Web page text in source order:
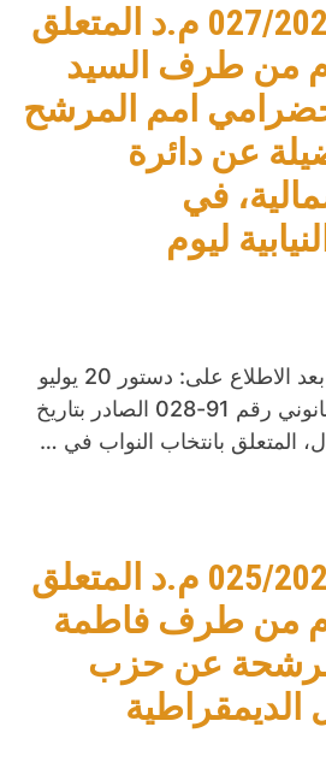
القرار رقم 027/2023 م.د المتعلق
من طرف السيد
امم المرشح
عن دائرة
في
ليوم
إن المجلس الدستوري بعد الاطلاع على: دستور 20 يوليو
1991 المراجع الأمر القانوني رقم 91-028 الصادر بتاريخ
القرار رقم 025/2023 م.د المتعلق
من طرف فاطمة
عن حزب
الديمقراطية